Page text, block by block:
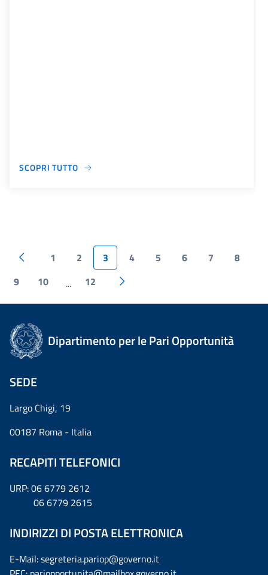
SCOPRI TUTTO
1 2 3 4 5 6 7
8
9
10 ... 12
Dipartimento per le Pari Opportunità
SEDE
Largo Chigi, 19
00187 Roma - Italia
RECAPITI TELEFONICI
URP: 06 6779 2612
06 6779 2615
INDIRIZZI DI POSTA ELETTRONICA
E-Mail: segreteria.pariop@governo.it